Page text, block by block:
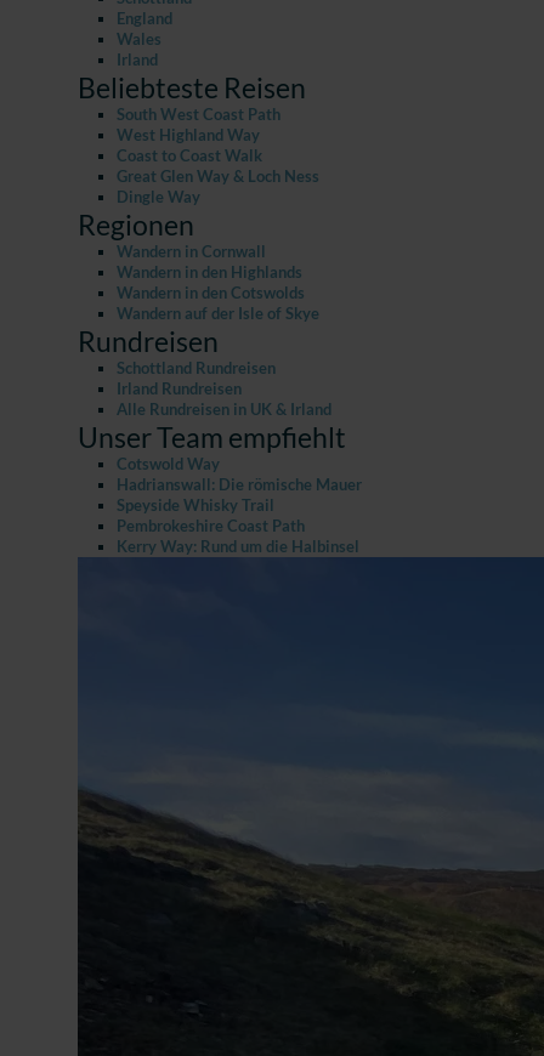
England
Wales
Irland
Beliebteste Reisen
South West Coast Path
West Highland Way
Coast to Coast Walk
Great Glen Way & Loch Ness
Dingle Way
Regionen
Wandern in Cornwall
Wandern in den Highlands
Wandern in den Cotswolds
Wandern auf der Isle of Skye
Rundreisen
Schottland Rundreisen
Irland Rundreisen
Alle Rundreisen in UK & Irland
Unser Team empfiehlt
Cotswold Way
Hadrianswall: Die römische Mauer
Speyside Whisky Trail
Pembrokeshire Coast Path
Kerry Way: Rund um die Halbinsel